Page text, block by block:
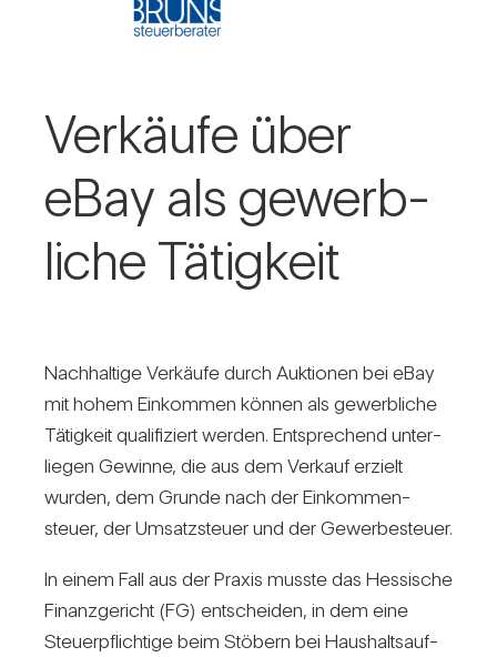
Ver­käufe über
eBay als gewerb­
liche Tätig­keit
Nach­hal­tige Ver­käufe durch Auk­tionen bei eBay
mit hohem Ein­kommen können als gewerb­liche
Tätig­keit qua­li­fi­ziert werden. Ent­spre­chend unter­
liegen Gewinne, die aus dem Ver­kauf erzielt
wurden, dem Grunde nach der Ein­kom­men­
steuer, der Umsatz­steuer und der Gewer­be­steuer.
In einem Fall aus der Praxis musste das Hes­si­sche
Finanz­ge­richt (FG) ent­scheiden, in dem eine
Steu­er­pflich­tige beim Stö­bern bei Haus­halts­auf­